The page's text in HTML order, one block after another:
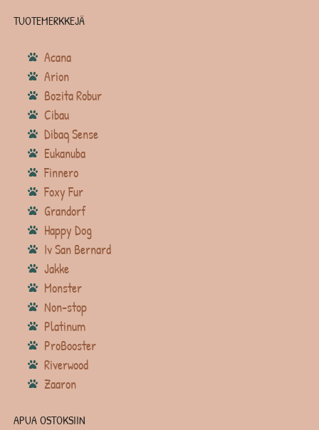
TUOTEMERKKEJÄ
Acana
Arion
Bozita Robur
Cibau
Dibaq Sense
Eukanuba
Finnero
Foxy Fur
Grandorf
Happy Dog
Iv San Bernard
Jakke
Monster
Non-stop
Platinum
ProBooster
Riverwood
Zaaron
APUA OSTOKSIIN